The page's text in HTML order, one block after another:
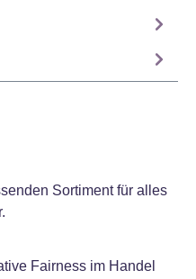
Sortiment für alles
Fairness im Handel